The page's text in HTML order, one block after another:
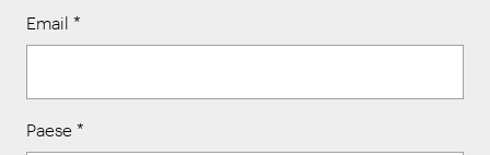
Email *
Paese *